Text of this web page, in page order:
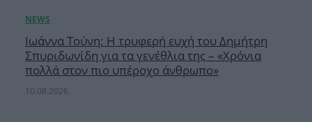
Ιωάννα Τούνη: Η τρυφερή ευχή του Δημήτρη
Σπυριδωνίδη για τα γενέθλια της – «Χρόνια
πολλά στον πιο υπέροχο άνθρωπο»
10.08.2026